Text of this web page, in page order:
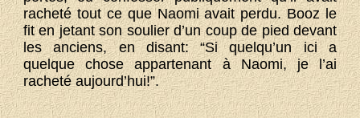
racheté tout ce que Naomi avait perdu. Booz le
fit en jetant son soulier d’un coup de pied devant
les anciens, en disant: “Si quelqu’un ici a
quelque chose appartenant à Naomi, je l’ai
racheté aujourd’hui!”.